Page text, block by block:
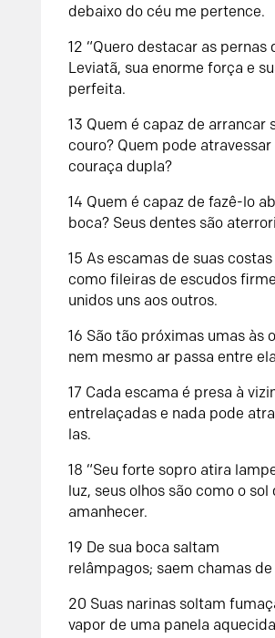
debaixo do céu me pertence.
12 “Quero destacar as pernas
Leviatã, sua enorme força e
perfeita.
13 Quem é capaz de arrancar
couro? Quem pode atravessar
couraça dupla?
14 Quem é capaz de fazê-lo
boca? Seus dentes são
15 As escamas de suas costas
como fileiras de escudos
unidos uns aos outros.
16 São tão próximas umas às
nem mesmo ar passa entre
17 Cada escama é presa à
entrelaçadas e nada pode
las.
18 “Seu forte sopro atira
luz, seus olhos são como o sol
amanhecer.
19 De sua boca saltam
relâmpagos; saem chamas
20 Suas narinas soltam
vapor de uma panela